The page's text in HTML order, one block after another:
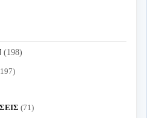
(198)
(71)